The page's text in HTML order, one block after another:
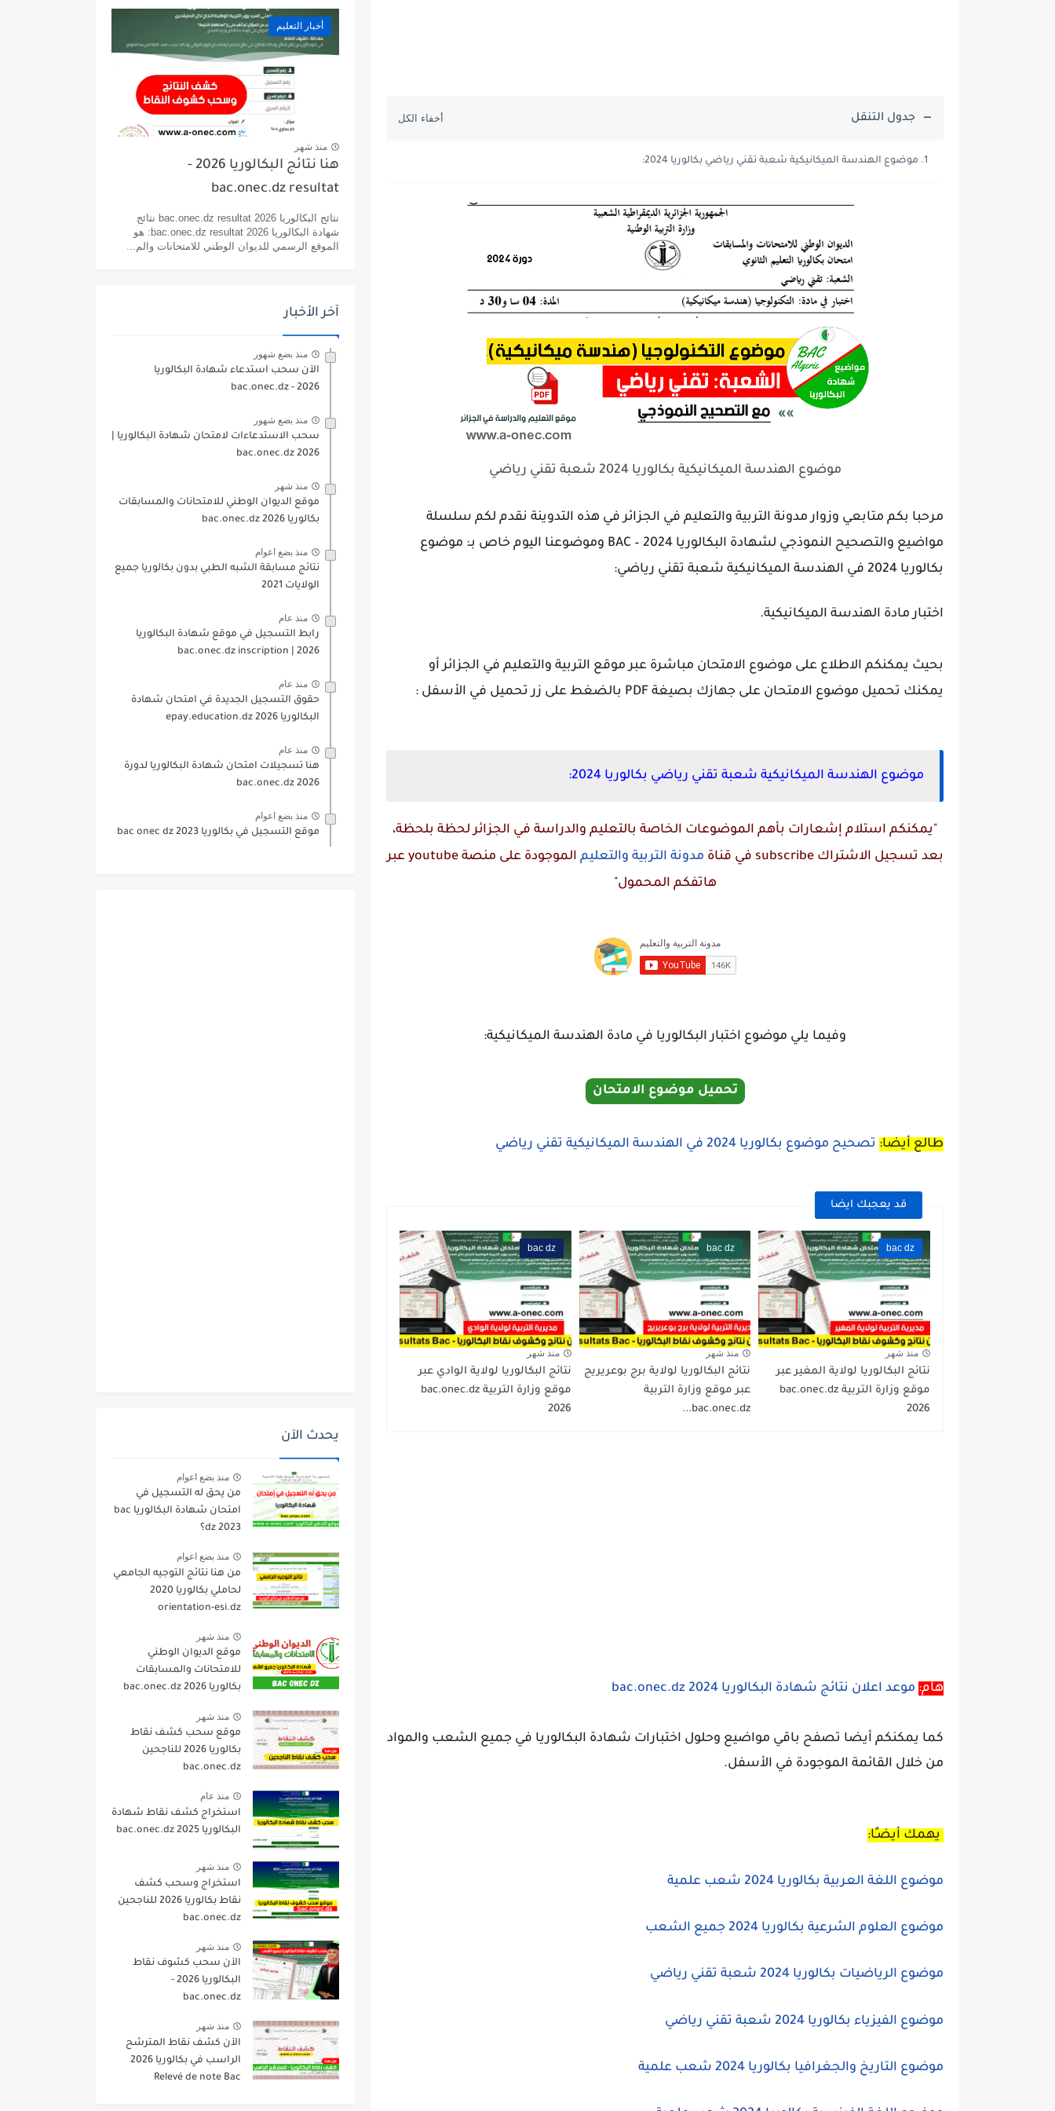
جدول التنقل
موضوع الهندسة الميكانيكية شعبة تقني رياضي بكالوريا 2024:
موضوع الهندسة الميكانيكية بكالوريا 2024 شعبة تقني رياضي
مرحبا بكم متابعي وزوار مدونة التربية والتعليم في الجزائر في هذه التدوينة نقدم لكم سلسلة
مواضيع والتصحيح النموذجي لشهادة البكالوريا 2024 – BAC وموضوعنا اليوم خاص بـ: موضوع
بكالوريا 2024 في الهندسة الميكانيكية شعبة تقني رياضي:
اختبار مادة الهندسة الميكانيكية.
بحيث يمكنكم الاطلاع على موضوع الامتحان مباشرة عبر موقع التربية والتعليم في الجزائر أو
يمكنك تحميل موضوع الامتحان على جهازك بصيغة PDF بالضغط على زر تحميل في الأسفل :
موضوع الهندسة الميكانيكية شعبة تقني رياضي بكالوريا 2024:
"يمكنكم استلام إشعارات بأهم الموضوعات الخاصة بالتعليم والدراسة في الجزائر لحظة بلحظة،
بعد تسجيل الاشتراكsubscribe في قناة مدونة التربية والتعليم الموجودة على منصةyoutube عبر
هاتفكم المحمول"
وفيما يلي موضوع اختبار البكالوريا في مادة الهندسة الميكانيكية:
تحميل موضوع الامتحان
طالع أيضا: تصحيح موضوع بكالوريا 2024 في الهندسة الميكانيكية تقني رياضي
قد يعجبك ايضا
bac dz
منذ شهر
نتائج البكالوريا لولاية المغير عبر
موقع وزارة التربية bac.onec.dz
2026
bac dz
منذ شهر
نتائج البكالوريا لولاية برج بوعريريج
عبر موقع وزارة التربية
bac.onec.dz...
bac dz
منذ شهر
نتائج البكالوريا لولاية الوادي عبر
موقع وزارة التربية bac.onec.dz
2026
هام: موعد اعلان نتائج شهادة البكالوريا 2024 bac.onec.dz
كما يمكنكم أيضا تصفح باقي مواضيع وحلول اختبارات شهادة البكالوريا في جميع الشعب والمواد
من خلال القائمة الموجودة في الأسفل.
يهمك أيضـًا:
موضوع اللغة العربية بكالوريا 2024 شعب علمية
موضوع العلوم الشرعية بكالوريا 2024 جميع الشعب
موضوع الرياضيات بكالوريا 2024 شعبة تقني رياضي
موضوع الفيزياء بكالوريا 2024 شعبة تقني رياضي
موضوع التاريخ والجغرافيا بكالوريا 2024 شعب علمية
أخبار التعليم
منذ شهر
هنا نتائج البكالوريا 2026 -
bac.onec.dz resultat
نتائج البكالوريا 2026 bac.onec.dz resultat نتائج
شهادة البكالوريا 2026 bac.onec.dz resultat: هو
الموقع الرسمي للديوان الوطني للامتحانات والم...
آخر الأخبار
منذ بضع شهور
الآن سحب استدعاء شهادة البكالوريا
bac.onec.dz - 2026
منذ بضع شهور
سحب الاستدعاءات لامتحان شهادة البكالوريا |
2026 bac.onec.dz
منذ شهر
موقع الديوان الوطني للامتحانات والمسابقات
بكالوريا 2026 bac.onec.dz
منذ بضع اعوام
نتائج مسابقة الشبه الطبي بدون بكالوريا جميع
الولايات 2021
منذ عام
رابط التسجيل في موقع شهادة البكالوريا
2026 | bac.onec.dz inscription
منذ عام
حقوق التسجيل الجديدة في امتحان شهادة
البكالوريا 2026 epay.education.dz
منذ عام
هنا تسجيلات امتحان شهادة البكالوريا لدورة
2026 bac.onec.dz
منذ بضع اعوام
موقع التسجيل في بكالوريا 2023 bac onec dz
يحدث الآن
منذ بضع اعوام
من يحق له التسجيل في
امتحان شهادة البكالوريا bac
dz 2023؟
منذ بضع اعوام
من هنا نتائج التوجيه الجامعي
لحاملي بكالوريا 2020
orientation-esi.dz
منذ شهر
موقع الديوان الوطني
للامتحانات والمسابقات
بكالوريا 2026 bac.onec.dz
منذ شهر
موقع سحب كشف نقاط
بكالوريا 2026 للناجحين
bac.onec.dz
منذ عام
استخراج كشف نقاط شهادة
البكالوريا 2025 bac.onec.dz
منذ شهر
استخراج وسحب كشف
نقاط بكالوريا 2026 للناجحين
bac.onec.dz
منذ شهر
الآن سحب كشوف نقاط
البكالوريا 2026 -
bac.onec.dz
منذ شهر
الآن كشف نقاط المترشح
الراسب في بكالوريا 2026
Relevé de note Bac